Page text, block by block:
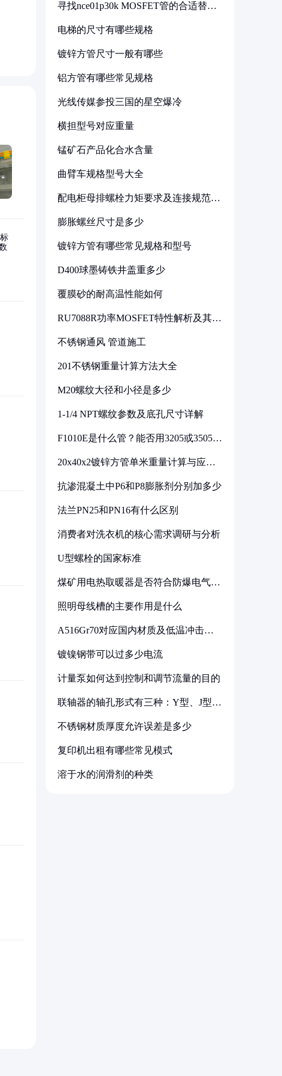
寻找nce01p30k MOSFET管的合适替代
电梯的尺寸有哪些规格
镀锌方管尺寸一般有哪些
铝方管有哪些常见规格
光线传媒参投三国的星空爆冷
横担型号对应重量
锰矿石产品化合水含量
曲臂车规格型号大全
配电柜母排螺栓力矩要求及连接规范详
膨胀螺丝尺寸是多少
镀锌方管有哪些常见规格和型号
D400球墨铸铁井盖重多少
覆膜砂的耐高温性能如何
RU7088R功率MOSFET特性解析及其在
不锈钢通风 管道施工
201不锈钢重量计算方法大全
M20螺纹大径和小径是多少
1-1/4 NPT螺纹参数及底孔尺寸详解
F1010E是什么管？能否用3205或3505代
20x40x2镀锌方管单米重量计算与应用
抗渗混凝土中P6和P8膨胀剂分别加多少
法兰PN25和PN16有什么区别
消费者对洗衣机的核心需求调研与分析
U型螺栓的国家标准
煤矿用电热取暖器是否符合防爆电气设
照明母线槽的主要作用是什么
A516Gr70对应国内材质及低温冲击要
镀镍钢带可以过多少电流
计量泵如何达到控制和调节流量的目的
联轴器的轴孔形式有三种：Y型、J型、
不锈钢材质厚度允许误差是多少
复印机出租有哪些常见模式
溶于水的润滑剂的种类